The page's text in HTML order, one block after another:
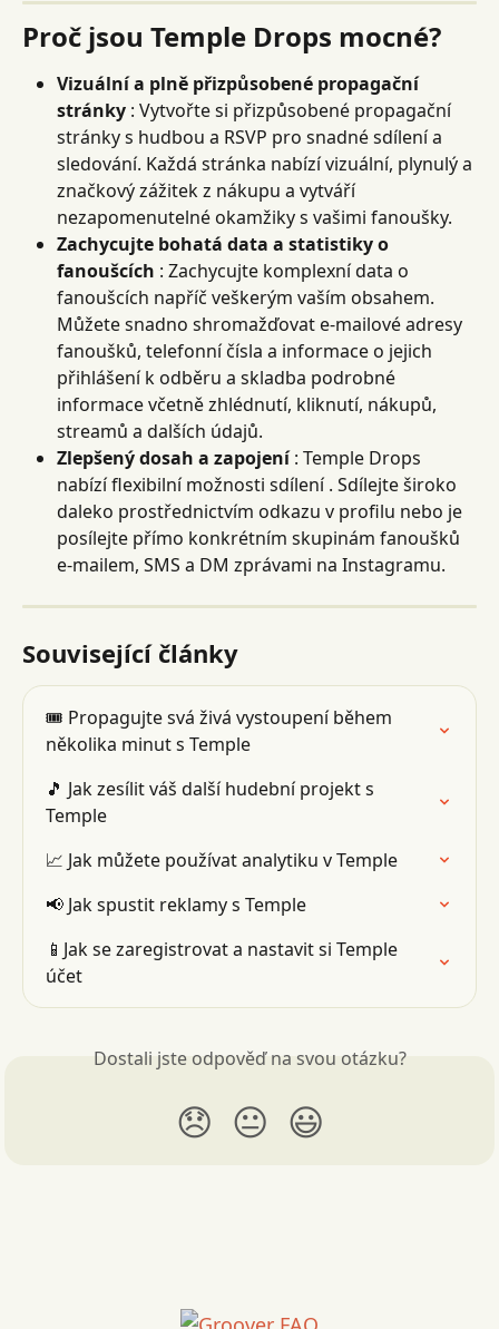
Proč jsou Temple Drops mocné?
Vizuální a plně přizpůsobené propagační
stránky : Vytvořte si přizpůsobené propagační
stránky s hudbou a RSVP pro snadné sdílení a
sledování. Každá stránka nabízí vizuální, plynulý a
značkový zážitek z nákupu a vytváří
nezapomenutelné okamžiky s vašimi fanoušky.
Zachycujte bohatá data a statistiky o
fanoušcích : Zachycujte komplexní data o
fanoušcích napříč veškerým vaším obsahem.
Můžete snadno shromažďovat e-mailové adresy
fanoušků, telefonní čísla a informace o jejich
přihlášení k odběru a skladba podrobné
informace včetně zhlédnutí, kliknutí, nákupů,
streamů a dalších údajů.
Zlepšený dosah a zapojení : Temple Drops
nabízí flexibilní možnosti sdílení . Sdílejte široko
daleko prostřednictvím odkazu v profilu nebo je
posílejte přímo konkrétním skupinám fanoušků
e-mailem, SMS a DM zprávami na Instagramu.
Související články
🎟 Propagujte svá živá vystoupení během
několika minut s Temple
🎵 Jak zesílit váš další hudební projekt s
Temple
📈 Jak můžete používat analytiku v Temple
📢 Jak spustit reklamy s Temple
📱Jak se zaregistrovat a nastavit si Temple
účet
Dostali jste odpověď na svou otázku?
😞 😐 😃